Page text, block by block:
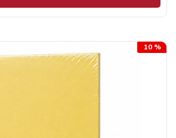
10 %